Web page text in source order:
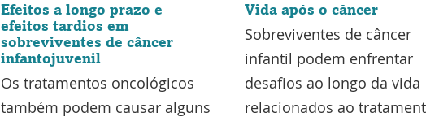
Efeitos a longo prazo e
efeitos tardios em
sobreviventes de câncer
infantojuvenil
Os tratamentos oncológicos
também podem causar alguns
Vida após o câncer
Sobreviventes de câncer
infantil podem enfrentar
desafios ao longo da vida
relacionados ao